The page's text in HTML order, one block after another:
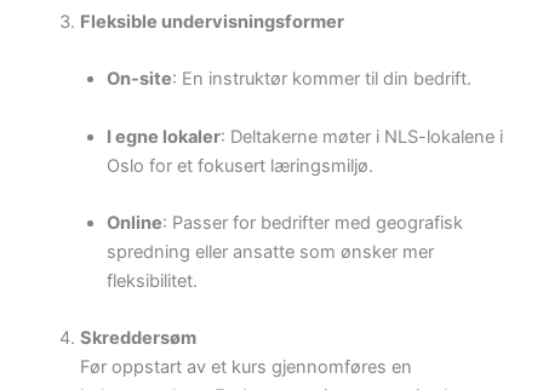
Fleksible undervisningsformer
On-site: En instruktør kommer til din bedrift.
I egne lokaler: Deltakerne møter i NLS-lokalene i
Oslo for et fokusert læringsmiljø.
Online: Passer for bedrifter med geografisk
spredning eller ansatte som ønsker mer
fleksibilitet.
Skreddersøm
Før oppstart av et kurs gjennomføres en